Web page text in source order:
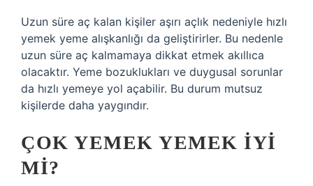
Uzun süre aç kalan kişiler aşırı açlık nedeniyle hızlı
yemek yeme alışkanlığı da geliştirirler. Bu nedenle
uzun süre aç kalmamaya dikkat etmek akıllıca
olacaktır. Yeme bozuklukları ve duygusal sorunlar
da hızlı yemeye yol açabilir. Bu durum mutsuz
kişilerde daha yaygındır.
ÇOK YEMEK YEMEK IYI
MI?